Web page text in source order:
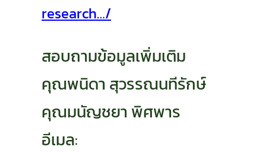
research…/
สอบถามข้อมูลเพิ่มเติม
คุณพนิดา สุวรรณนทีรักษ์
คุณมนัญชยา พิศพาร
อีเมล: